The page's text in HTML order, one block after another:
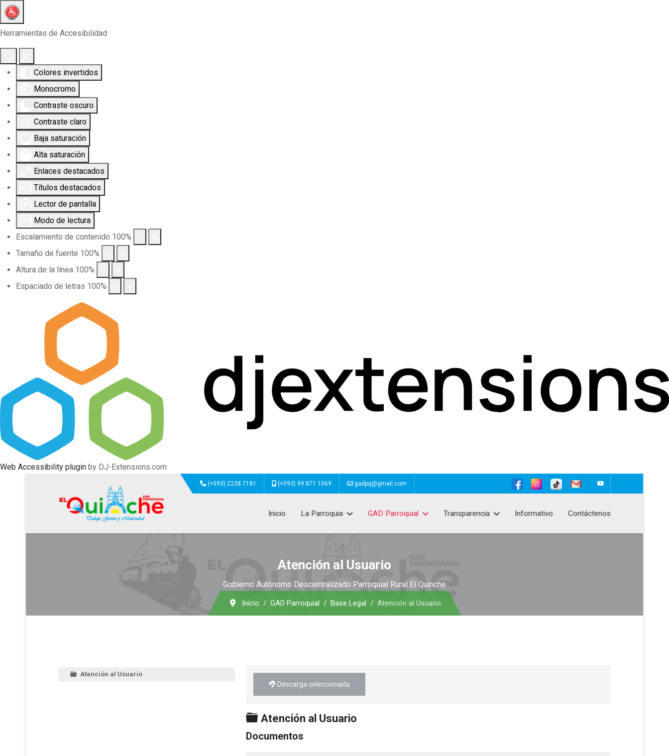
Herramientas de Accesibilidad
Colores invertidos
Monocromo
Contraste oscuro
Contraste claro
Baja saturación
Alta saturación
Enlaces destacados
Títulos destacados
Lector de pantalla
Modo de lectura
Escalamiento de contenido 100%
Tamaño de fuente 100%
Altura de la línea 100%
Espaciado de letras 100%
Web Accessibility plugin by DJ-Extensions.com
(+593) 2238 7181 (+593) 99 871 1069 gadpq@gmail.com
Inicio La Parroquia GAD Parroquial Transparencia Informativo Contáctenos
Atención al Usuario
Gobierno Autónomo Descentralizado Parroquial Rural El Quinche
Inicio GAD Parroquial Base Legal Atención al Usuario
Atención al Usuario
Descarga seleccionada
Carpeta
Atención al Usuario
Documentos